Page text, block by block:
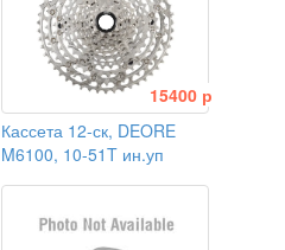
15400 р
Кассета 12-ск, DEORE
M6100, 10-51T ин.уп